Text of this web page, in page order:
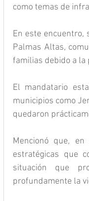
como temas de
En este encuentro,
Palmas Altas,
familias debido a la
El mandatario
municipios como
quedaron
Mencionó que,
estratégicas que
situación que
profundamente la